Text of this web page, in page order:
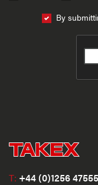
By
T: +44 (0)1256